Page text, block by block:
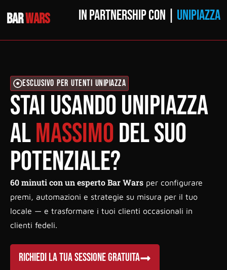
BARWARS IN PARTNERSHIP CON | UNIPIAZZA
ESCLUSIVO PER UTENTI UNIPIAZZA
Stai usando Unipiazza
almassimodel suo
potenziale?
60 minuti con un esperto Bar Wars per configurare
premi, automazioni e strategie su misura per il tuo
locale — e trasformare i tuoi clienti occasionali in
clienti fedeli.
RICHIEDI LA TUA SESSIONE GRATUITA